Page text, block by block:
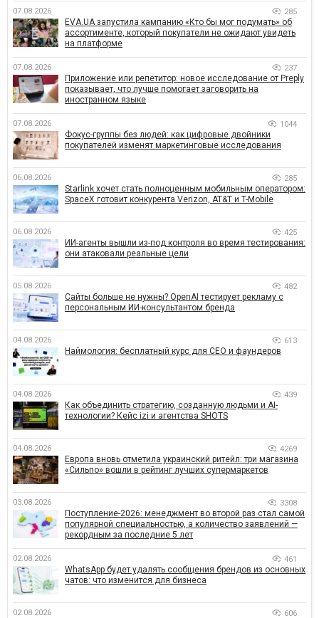
07.08.2026 285
EVA.UA запустила кампанию «Кто бы мог подумать» об
ассортименте, который покупатели не ожидают увидеть
на платформе
07.08.2026 237
Приложение или репетитор: новое исследование от Preply
показывает, что лучше помогает заговорить на
иностранном языке
07.08.2026 1044
Фокус-группы без людей: как цифровые двойники
покупателей изменят маркетинговые исследования
06.08.2026 285
Starlink хочет стать полноценным мобильным оператором:
SpaceX готовит конкурента Verizon, AT&T и T-Mobile
06.08.2026 425
ИИ-агенты вышли из-под контроля во время тестирования:
они атаковали реальные цели
05.08.2026 482
Сайты больше не нужны? OpenAI тестирует рекламу с
персональным ИИ-консультантом бренда
04.08.2026 613
Наймология: бесплатный курс для CEO и фаундеров
04.08.2026 439
Как объединить стратегию, созданную людьми и AI-
технологии? Кейс izi и агентства SHOTS
04.08.2026 4269
Европа вновь отметила украинский ритейл: три магазина
«Сильпо» вошли в рейтинг лучших супермаркетов
03.08.2026 3308
Поступление-2026: менеджмент во второй раз стал самой
популярной специальностью, а количество заявлений —
рекордным за последние 5 лет
02.08.2026 461
WhatsApp будет удалять сообщения брендов из основных
чатов: что изменится для бизнеса
02.08.2026 606